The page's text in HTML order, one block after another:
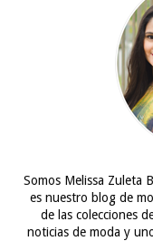
Somos Melissa Zuleta
es nuestro blog de
de las colecciones
noticias de moda y